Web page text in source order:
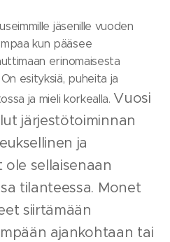
jäsenille vuoden
kun pääsee
erinomaisesta
esityksiä, puheita ja
ja mieli korkealla. Vuosi
järjestötoiminnan
ja
sellaisenaan
tilanteessa. Monet
siirtämään
ajankohtaan tai